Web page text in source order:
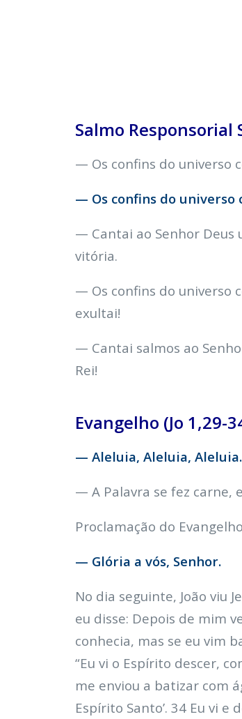
Salmo Responsorial
— Os confins do universo
— Os confins do universo
— Cantai ao Senhor Deus
vitória.
— Os confins do universo
exultai!
— Cantai salmos ao
Rei!
Evangelho (Jo 1,29-
— Aleluia, Aleluia, Aleluia.
— A Palavra se fez carne,
Proclamação do
— Glória a vós, Senhor.
No dia seguinte, João viu
eu disse: Depois de mim
conhecia, mas se eu vim
“Eu vi o Espírito descer,
me enviou a batizar com
Espírito Santo’. 34 Eu vi e